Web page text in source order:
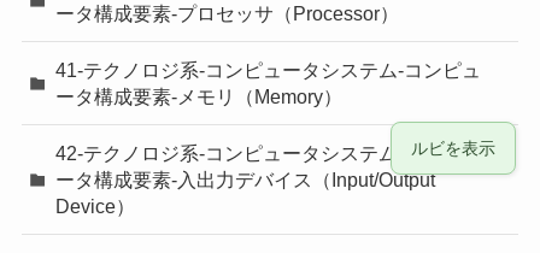
ータ構成要素-プロセッサ（Processor）
41-テクノロジ系-コンピュータシステム-コンピュ
ータ構成要素-メモリ（Memory）
42-テクノロジ系-コンピュータシステム-コンピュ
ータ構成要素-入出力デバイス（Input/Output
Device）
ルビを表示